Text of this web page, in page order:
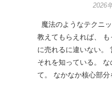
2026
魔法のようなテクニ
教えてもらえれば、
に売れるに違いない。
それを知っている。
て。 なかなか核心部分